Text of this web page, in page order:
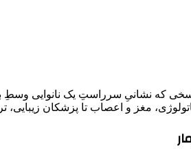
که نشانیِ سرراستِ یک نانوایی وسطِ
مغز و اعصاب تا پزشکان